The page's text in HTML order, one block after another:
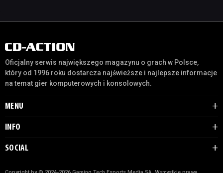
Oficjalny serwis największego magazynu o grach w Polsce,
który od 1996 roku dostarcza najświeższe i najlepsze informacje
na temat gier komputerowych i konsolowych.
MENU
INFO
SOCIAL